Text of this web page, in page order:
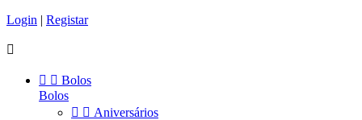
Login | Registar

  Bolos
Bolos
  Aniversários